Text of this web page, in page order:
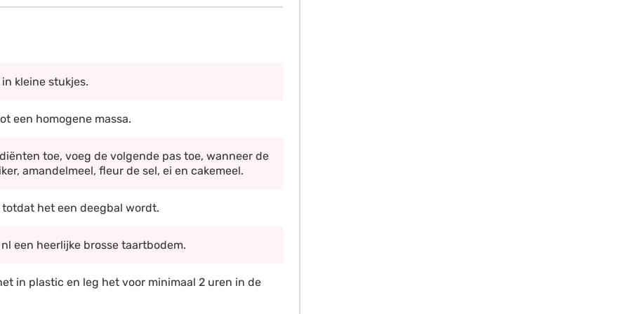
kleine stukjes.
een homogene massa.
toe, voeg de volgende pas toe, wanneer de
amandelmeel, fleur de sel, ei en cakemeel.
het een deegbal wordt.
een heerlijke brosse taartbodem.
in plastic en leg het voor minimaal 2 uren in de